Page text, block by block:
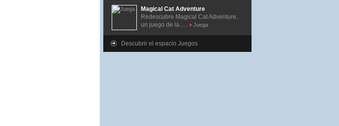
Magical Cat Adventure
Redescubre Magical Cat Adventure,
un juego de la......
Juega
Descubrir el espacio Juegos